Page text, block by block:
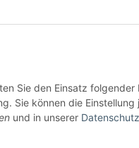
Sie den Einsatz
Sie können die
und in unserer